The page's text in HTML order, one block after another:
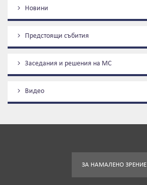
Новини
Предстоящи събития
Заседания и решения на МС
Видеo
ЗА НАМАЛЕНО ЗРЕНИЕ